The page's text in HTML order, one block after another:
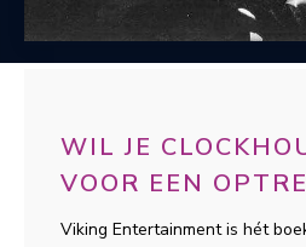
WIL JE
VOOR EEN
Viking Entertainment is hét